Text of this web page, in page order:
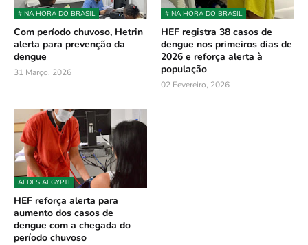
# NA HORA DO BRASIL
Com período chuvoso, Hetrin
alerta para prevenção da
dengue
31 Março, 2026
# NA HORA DO BRASIL
HEF registra 38 casos de
dengue nos primeiros dias de
2026 e reforça alerta à
população
02 Fevereiro, 2026
AEDES AEGYPTI
HEF reforça alerta para
aumento dos casos de
dengue com a chegada do
período chuvoso